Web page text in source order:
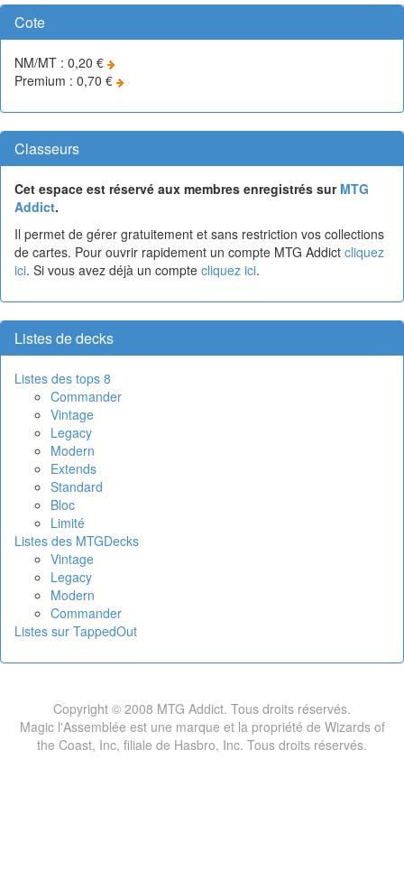
Cote
NM/MT : 0,20 €
Premium : 0,70 €
Classeurs
Cet espace est réservé aux membres enregistrés sur MTG
Addict.
Il permet de gérer gratuitement et sans restriction vos collections
de cartes. Pour ouvrir rapidement un compte MTG Addict cliquez
ici. Si vous avez déjà un compte cliquez ici.
Listes de decks
Listes des tops 8
Commander
Vintage
Legacy
Modern
Extends
Standard
Bloc
Limité
Listes des MTGDecks
Vintage
Legacy
Modern
Commander
Listes sur TappedOut
Copyright © 2008 MTG Addict. Tous droits réservés.
Magic l'Assemblée est une marque et la propriété de Wizards of
the Coast, Inc, filiale de Hasbro, Inc. Tous droits réservés.